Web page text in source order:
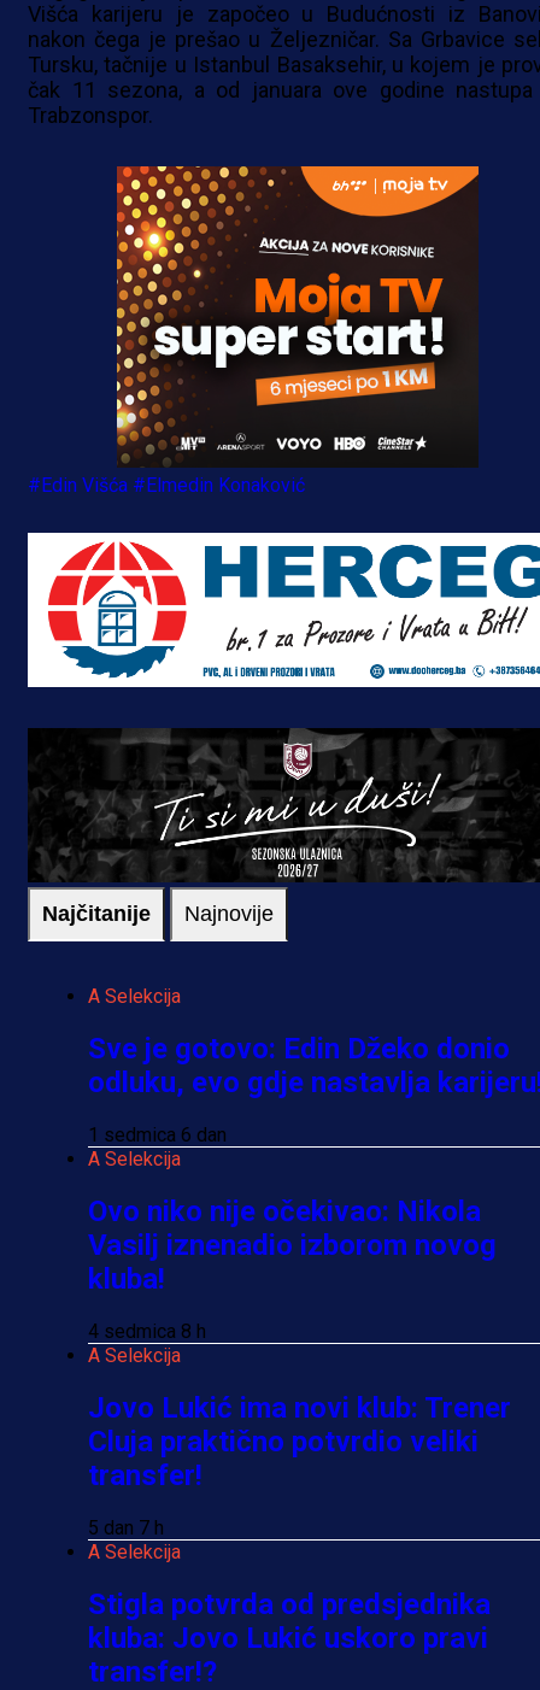
Višća karijeru je započeo u Budućnosti iz
nakon čega je prešao u Željezničar. Sa Grbavice
Tursku, tačnije u Istanbul Basaksehir, u kojem je
čak 11 sezona, a od januara ove godine
Trabzonspor.
#Edin Višća #Elmedin Konaković
Najčitanije Najnovije
A Selekcija
Sve je gotovo: Edin Džeko donio
odluku, evo gdje nastavlja
1 sedmica 6 dan
A Selekcija
Ovo niko nije očekivao: Nikola
Vasilj iznenadio izborom novog
kluba!
4 sedmica 8 h
A Selekcija
Jovo Lukić ima novi klub: Trener
Cluja praktično potvrdio veliki
transfer!
5 dan 7 h
A Selekcija
Stigla potvrda od predsjednika
kluba: Jovo Lukić uskoro pravi
transfer!?